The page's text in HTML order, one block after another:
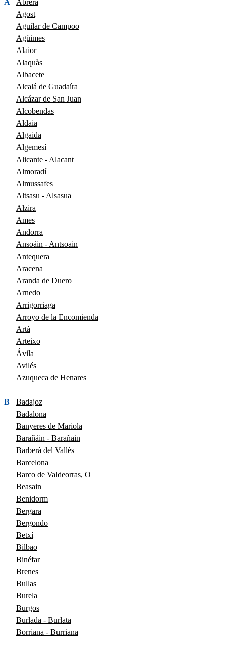
Agost
Aguilar de Campoo
Agüimes
Alaior
Alaquàs
Albacete
Alcalá de Guadaíra
Alcázar de San Juan
Alcobendas
Aldaia
Algaida
Algemesí
Alicante - Alacant
Almoradí
Almussafes
Altsasu - Alsasua
Alzira
Ames
Andorra
Ansoáin - Antsoain
Antequera
Aracena
Aranda de Duero
Arnedo
Arrigorriaga
Arroyo de la Encomienda
Artà
Arteixo
Ávila
Avilés
Azuqueca de Henares
B
Badajoz
Badalona
Banyeres de Mariola
Barañáin - Barañain
Barberà del Vallès
Barcelona
Barco de Valdeorras, O
Beasain
Benidorm
Bergara
Bergondo
Betxí
Bilbao
Binéfar
Brenes
Bullas
Burela
Burgos
Burlada - Burlata
Borriana - Burriana